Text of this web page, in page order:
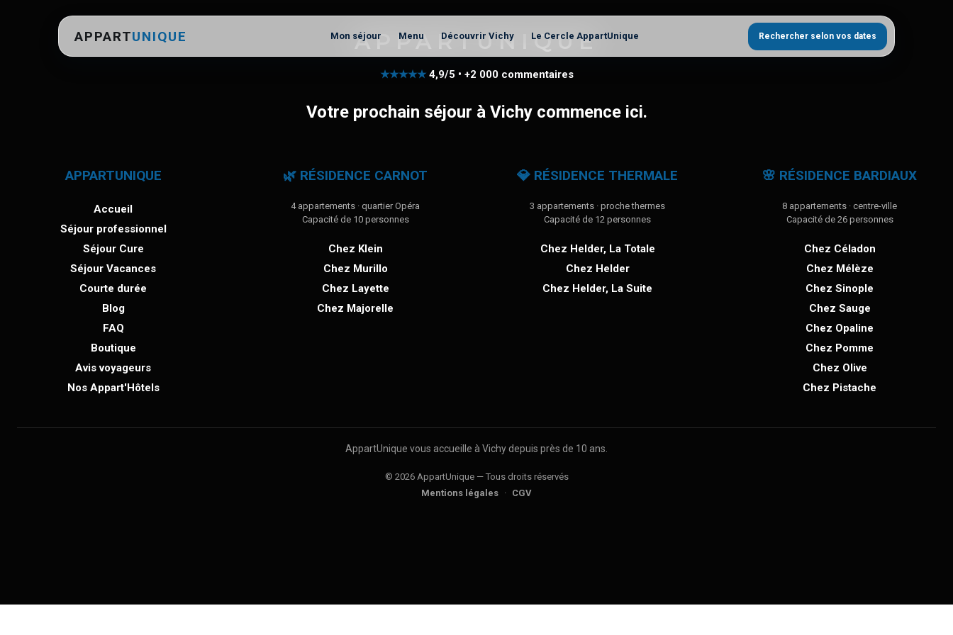
APPARTUNIQUE Mon séjour Menu Découvrir Vichy Le Cercle AppartUnique Rechercher selon vos dates
APPARTUNIQUE
★★★★★4,9/5 • +2 000 commentaires
Votre prochain séjour à Vichy commence ici.
APPARTUNIQUE
Accueil
Séjour professionnel
Séjour Cure
Séjour Vacances
Courte durée
Blog
FAQ
Boutique
Avis voyageurs
Nos Appart'Hôtels
🌿 RÉSIDENCE CARNOT
4 appartements · quartier Opéra
Capacité de 10 personnes
Chez Klein
Chez Murillo
Chez Layette
Chez Majorelle
💎 RÉSIDENCE THERMALE
3 appartements · proche thermes
Capacité de 12 personnes
Chez Helder, La Totale
Chez Helder
Chez Helder, La Suite
🌸 RÉSIDENCE BARDIAUX
8 appartements · centre-ville
Capacité de 26 personnes
Chez Céladon
Chez Mélèze
Chez Sinople
Chez Sauge
Chez Opaline
Chez Pomme
Chez Olive
Chez Pistache
AppartUnique vous accueille à Vichy depuis près de 10 ans.
© 2026 AppartUnique — Tous droits réservés
Mentions légales · CGV